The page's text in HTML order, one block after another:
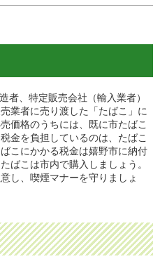
、特定販売会社（輸入業者）
業者に売り渡した「たばこ」に
価格のうちには、既に市たばこ
金を負担しているのは、たばこ
こにかかる税金は嬉野市に納付
ばこは市内で購入しましょう。
し、喫煙マナーを守りましょ